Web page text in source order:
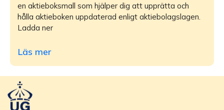
en aktieboksmall som hjälper dig att upprätta och
hålla aktieboken uppdaterad enligt aktiebolagslagen.
Ladda ner
Läs mer